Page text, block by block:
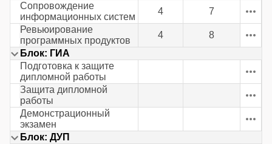
Сопровождение
информационных систем
4
7
Ревьюирование
программных продуктов
4
8
Блок: ГИА
Подготовка к защите
дипломной работы
Защита дипломной
работы
Демонстрационный
экзамен
Блок: ДУП